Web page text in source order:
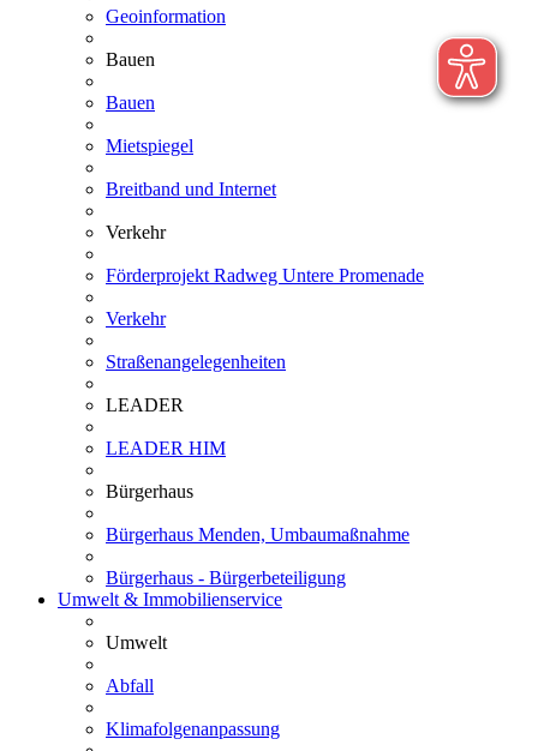
Geoinformation
Bauen
Bauen
Mietspiegel
Breitband und Internet
Verkehr
Förderprojekt Radweg Untere Promenade
Verkehr
Straßenangelegenheiten
LEADER
LEADER HIM
Bürgerhaus
Bürgerhaus Menden, Umbaumaßnahme
Bürgerhaus - Bürgerbeteiligung
Umwelt & Immobilienservice
Umwelt
Abfall
Klimafolgenanpassung